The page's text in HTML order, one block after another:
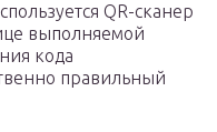
QR-сканер
выполняемой
кода
правильный